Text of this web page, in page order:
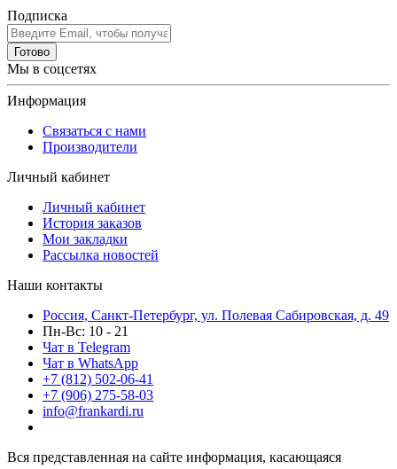
Подписка
Готово
Мы в соцсетях
Информация
Связаться с нами
Производители
Личный кабинет
Личный кабинет
История заказов
Мои закладки
Рассылка новостей
Наши контакты
Россия, Санкт-Петербург, ул. Полевая Сабировская, д. 49
Пн-Вс: 10 - 21
Чат в Telegram
Чат в WhatsApp
+7 (812) 502-06-41
+7 (906) 275-58-03
info@frankardi.ru
Вся представленная на сайте информация, касающаяся